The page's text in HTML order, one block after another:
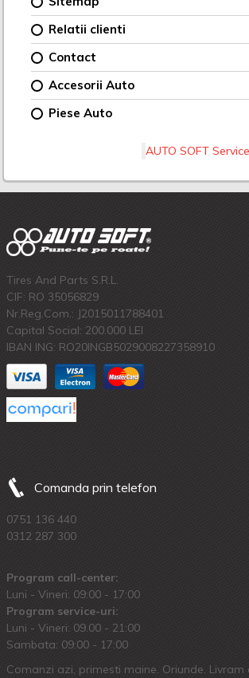
Relatii clienti
Contact
Accesorii Auto
Piese Auto
AUTO SOFT Service
Tires And Parts S.R.L.
CIF: RO 35056829
Nr.Reg.Com.: J2015011788401
Capital Social: 200.000 LEI
IBAN ING: RO20INGB5029008227358910
Comanda prin telefon
0751 136 440
0312 287 300
Program call-center:
Luni - Vineri: 09:00 - 17:00
Program service-uri:
Luni - Vineri: 09.00 - 21:00
Sambata: 09:00 - 17:00
Comanzi azi, primesti maine. Oriunde. Livram